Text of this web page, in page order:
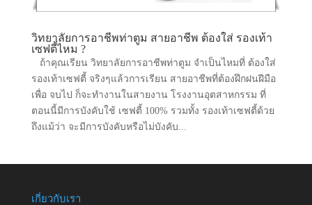
วิทยาลัยการอาชีพท่าตูม สายอาชีพ ต้องใส่ รองเท้า
เซฟตี้ไหม ?
ถ้าคุณเรียน วิทยาลัยการอาชีพท่าตูม จำเป็นไหมที่ ต้องใส่
รองเท้าเซฟตี้ จริงๆแล้วการเรียน สายอาชีพที่ต้องฝึกฝนฝีมือ
เพื่อ จบไป ก็จะทำงานในสายงาน โรงงานอุตสาหกรรม ที่
ตอนนี้มีการบังคับใช้ เซฟตี้ 100% รวมทั้ง รองเท้าเซฟตี้ด้วย
ถึงแม้ว่า จะมีการบังคับหรือไม่บังคับ...
เกี่ยวกับเรา